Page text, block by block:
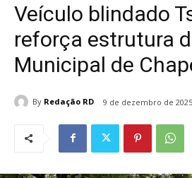
Veículo blindado
reforça estrutura
Municipal de
By Redação RD 9 de dezembro de 2025